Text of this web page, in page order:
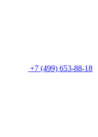
+7 (499) 653-88-18